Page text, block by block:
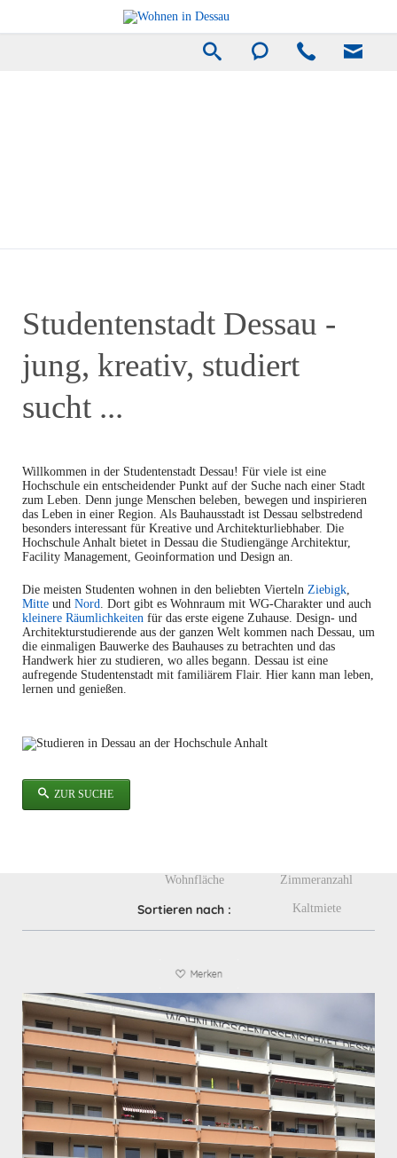
Studentenstadt Dessau -
jung, kreativ, studiert
sucht ...
Willkommen in der Studentenstadt Dessau! Für viele ist eine
Hochschule ein entscheidender Punkt auf der Suche nach einer Stadt
zum Leben. Denn junge Menschen beleben, bewegen und inspirieren
das Leben in einer Region. Als Bauhausstadt ist Dessau selbstredend
besonders interessant für Kreative und Architekturliebhaber. Die
Hochschule Anhalt bietet in Dessau die Studiengänge Architektur,
Facility Management, Geoinformation und Design an.
Die meisten Studenten wohnen in den beliebten Vierteln Ziebigk,
Mitteund Nord . Dort gibt es Wohnraum mit WG-Charakter und auch
kleinere Räumlichkeiten für das erste eigene Zuhause. Design- und
Architekturstudierende aus der ganzen Welt kommen nach Dessau, um
die einmaligen Bauwerke des Bauhauses zu betrachten und das
Handwerk hier zu studieren, wo alles begann. Dessau ist eine
aufregende Studentenstadt mit familiärem Flair. Hier kann man leben,
lernen und genießen.
ZUR SUCHE
Zimmeranzahl
Wohnfläche
Kaltmiete
Sortieren nach :